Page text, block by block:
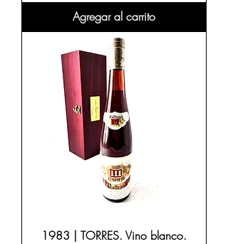
Agregar al carrito
1983 | TORRES. Vino blanco.